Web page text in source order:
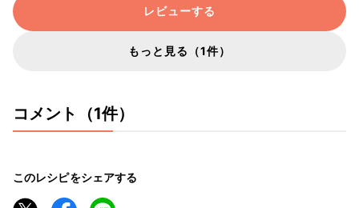
レビューする
もっと見る（1件）
コメント（1件）
このレシピをシェアする